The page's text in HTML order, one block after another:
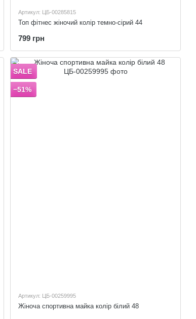
Артикул: ЦБ-00285815
Топ фітнес жіночий колір темно-сірий 44
799 грн
SALE
−51%
Артикул: ЦБ-00259995
Жіноча спортивна майка колір білий 48